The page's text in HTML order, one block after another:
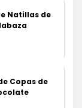
Natillas de
Copas de